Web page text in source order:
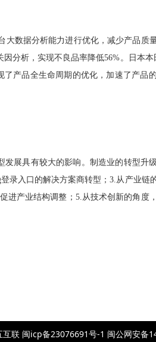
数据分析能力进行优化，减少产品质
因分析，实现不良品率降低56%。日本本
产品全生命周期的优化，加速了产品
展具有较大的影响。制造业的转型升
录入口的解决方案商转型；3.从产业链
进产业结构调整； 5.从技术创新的角度
联 闽icp备23076691号-1 闽公网安备